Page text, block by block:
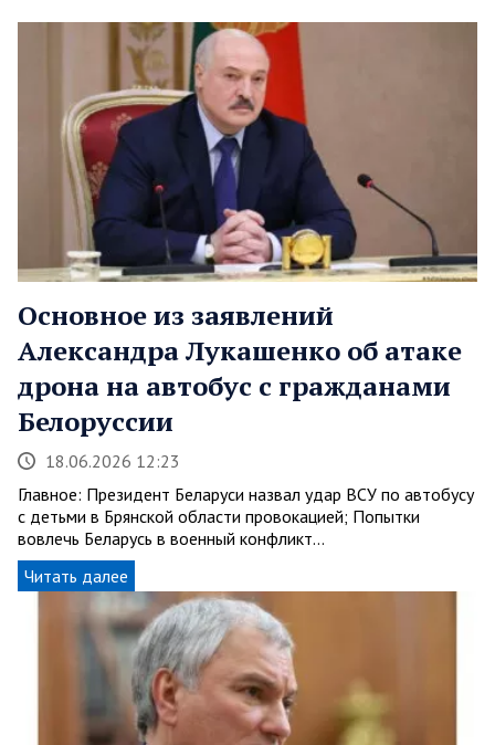
Основное из заявлений
Александра Лукашенко об атаке
дрона на автобус с гражданами
Белоруссии
18.06.2026 12:23
Главное: Президент Беларуси назвал удар ВСУ по автобусу
с детьми в Брянской области провокацией; Попытки
вовлечь Беларусь в военный конфликт…
Читать далее